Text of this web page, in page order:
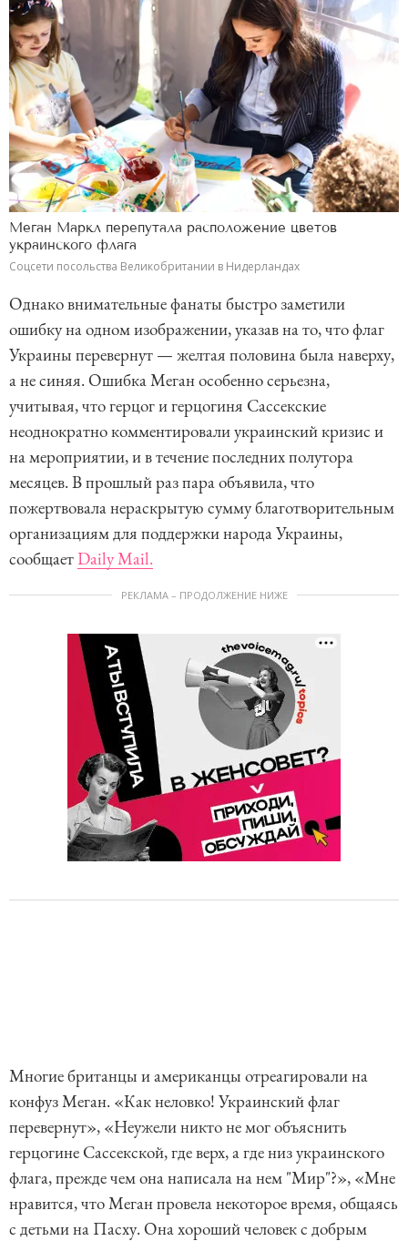
Меган Маркл перепутала расположение цветов
украинского флага
Соцсети посольства Великобритании в Нидерландах
Однако внимательные фанаты быстро заметили
ошибку на одном изображении, указав на то, что флаг
Украины перевернут — желтая половина была наверху,
а не синяя. Ошибка Меган особенно серьезна,
учитывая, что герцог и герцогиня Сассекские
неоднократно комментировали украинский кризис и
на мероприятии, и в течение последних полутора
месяцев. В прошлый раз пара объявила, что
пожертвовала нераскрытую сумму благотворительным
организациям для поддержки народа Украины,
сообщаетDaily Mail.
РЕКЛАМА – ПРОДОЛЖЕНИЕ НИЖЕ
Многие британцы и американцы отреагировали на
конфуз Меган. «Как неловко! Украинский флаг
перевернут», «Неужели никто не мог объяснить
герцогине Сассекской, где верх, а где низ украинского
флага, прежде чем она написала на нем "Мир"?», «Мне
нравится, что Меган провела некоторое время, общаясь
с детьми на Пасху. Она хороший человек с добрым